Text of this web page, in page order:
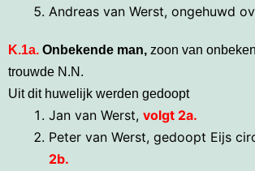
Andreas van Werst, ongehuwd
K.1a. Onbekende man, zoon van
trouwde N.N.
Uit dit huwelijk werden gedoopt
Jan van Werst, volgt 2a.
Peter van Werst, gedoopt Eijs
2b.